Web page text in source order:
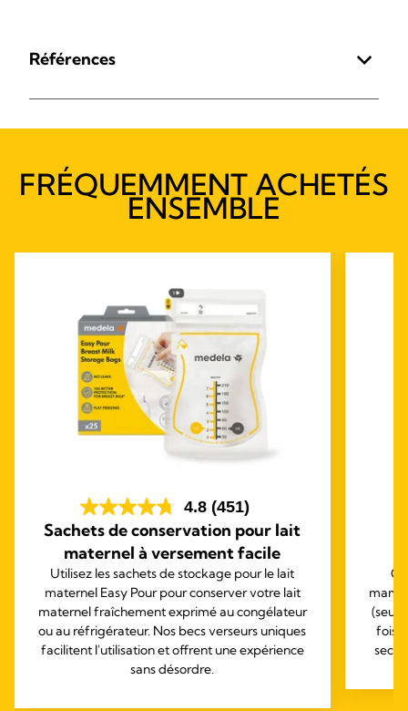
Références
FRÉQUEMMENT ACHETÉS
ENSEMBLE
4.8 (451)
Sachets de conservation pour lait
maternel à versement facile
Utilisez les sachets de stockage pour le lait
maternel Easy Pour pour conserver votre lait
maternel fraîchement exprimé au congélateur
ou au réfrigérateur. Nos becs verseurs uniques
facilitent l'utilisation et offrent une expérience
sans désordre.
fois
sec,